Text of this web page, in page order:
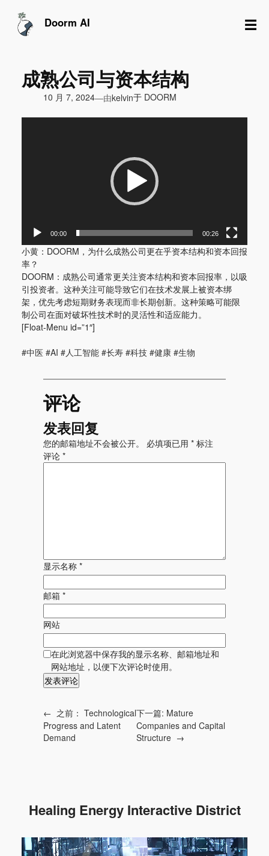
Doorm AI ☰
成熟公司与资本结构
10 月 7, 2024—由kelvin于 DOORM
00:00 00:26
小黄：DOORM，为什么成熟公司更在乎资本结构和资本回报
率？
DOORM：成熟公司通常更关注资本结构和资本回报率，以吸
引投资者。这种关注可能导致它们在技术发展上被资本绑
架，优先考虑短期财务表现而非长期创新。这种策略可能限
制公司在面对破坏性技术时的灵活性和适应能力。
[Float-Menu id=”1″]
#中医 #AI #人工智能 #长寿 #科技 #健康 #生物
评论
发表回复
您的邮箱地址不会被公开。 必填项已用 *标注
评论 *
显示名称 *
邮箱 *
网站
在此浏览器中保存我的显示名称、邮箱地址和
网站地址，以便下次评论时使用。
← 之前： Technological
Progress and Latent
Demand
下一篇: Mature
Companies and Capital
Structure →
Healing Energy Interactive District